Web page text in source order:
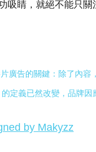
吸睛，就絕不能只關
廣告的關鍵：除了內容
的定義已然改變，品牌因
by Makyzz